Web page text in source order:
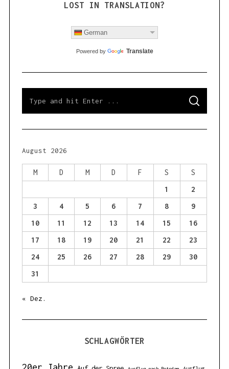
LOST IN TRANSLATION?
German
Powered by Translate
a
r
h
r
S
A
C
August 2026
M D M D F S
S
1
2
3
4 5 6 7 8
9
10
11 12 13 14 15
16
17
18 19 20 21 22
23
24
25 26 27 28 29
30
31
« Dez.
SCHLAGWÖRTER